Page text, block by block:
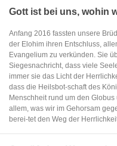
Gott ist bei uns, wohin
Anfang 2016 fassten unsere
der Elohim ihren Entschluss,
Evangelium zu verkünden. Sie
Siegesnachricht, dass viele
immer sie das Licht der
dass die Heilsbot-schaft des
Menschheit rund um den
allem, was wir im Gehorsam
berei-tet den Weg der